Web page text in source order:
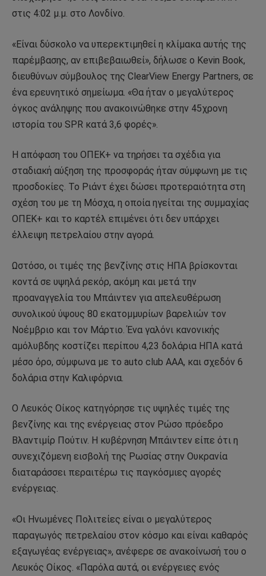
στις 4:02 μ.μ. στο Λονδίνο.
«Είναι δύσκολο να υπερεκτιμηθεί η κλίμακα αυτής της
παρέμβασης, αν επιβεβαιωθεί», δήλωσε ο Kevin Book,
διευθύνων σύμβουλος της ClearView Energy Partners, σε
ένα ερευνητικό σημείωμα. «Θα ήταν ο μεγαλύτερος
όγκος ανάληψης που ανακοινώθηκε στην 45χρονη
ιστορία του SPR κατά 3,6 φορές».
Η απόφαση του ΟΠΕΚ+ να τηρήσει τα σχέδια για
σταδιακή αύξηση της προσφοράς ήταν σύμφωνη με τις
προσδοκίες. Το Ριάντ έχει δώσει προτεραιότητα στη
σχέση του με τη Μόσχα, η οποία ηγείται της συμμαχίας
ΟΠΕΚ+ και το καρτέλ επιμένει ότι δεν υπάρχει
έλλειψη πετρελαίου στην αγορά.
Ωστόσο, οι τιμές της βενζίνης στις ΗΠΑ βρίσκονται
κοντά σε υψηλά ρεκόρ, ακόμη και μετά την
προαναγγελία του Μπάιντεν για απελευθέρωση
συνολικού ύψους 80 εκατομμυρίων βαρελιών τον
Νοέμβριο και τον Μάρτιο. Ένα γαλόνι κανονικής
αμόλυβδης κοστίζει περίπου 4,23 δολάρια ΗΠΑ κατά
μέσο όρο, σύμφωνα με το auto club AAA, και σχεδόν 6
δολάρια στην Καλιφόρνια.
Ο Λευκός Οίκος κατηγόρησε τις υψηλές τιμές της
βενζίνης και της ενέργειας στον Ρώσο πρόεδρο
Βλαντιμίρ Πούτιν. Η κυβέρνηση Μπάιντεν είπε ότι η
συνεχιζόμενη εισβολή της Ρωσίας στην Ουκρανία
διαταράσσει περαιτέρω τις παγκόσμιες αγορές
ενέργειας.
«Οι Ηνωμένες Πολιτείες είναι ο μεγαλύτερος
παραγωγός πετρελαίου στον κόσμο και είναι καθαρός
εξαγωγέας ενέργειας», ανέφερε σε ανακοίνωσή του ο
Λευκός Οίκος. «Παρόλα αυτά, οι ενέργειες ενός